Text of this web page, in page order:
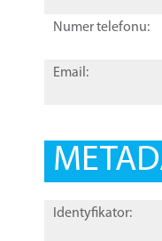
Numer telefonu:
Email:
Identyfikator: